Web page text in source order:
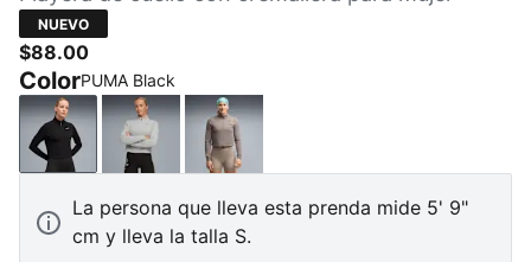
NUEVO
$88.00
ColorPUMA Black
PUMA BlackLight Gray Heather
Mouse Gray
La persona que lleva esta prenda mide 5' 9"
cm y lleva la talla S.